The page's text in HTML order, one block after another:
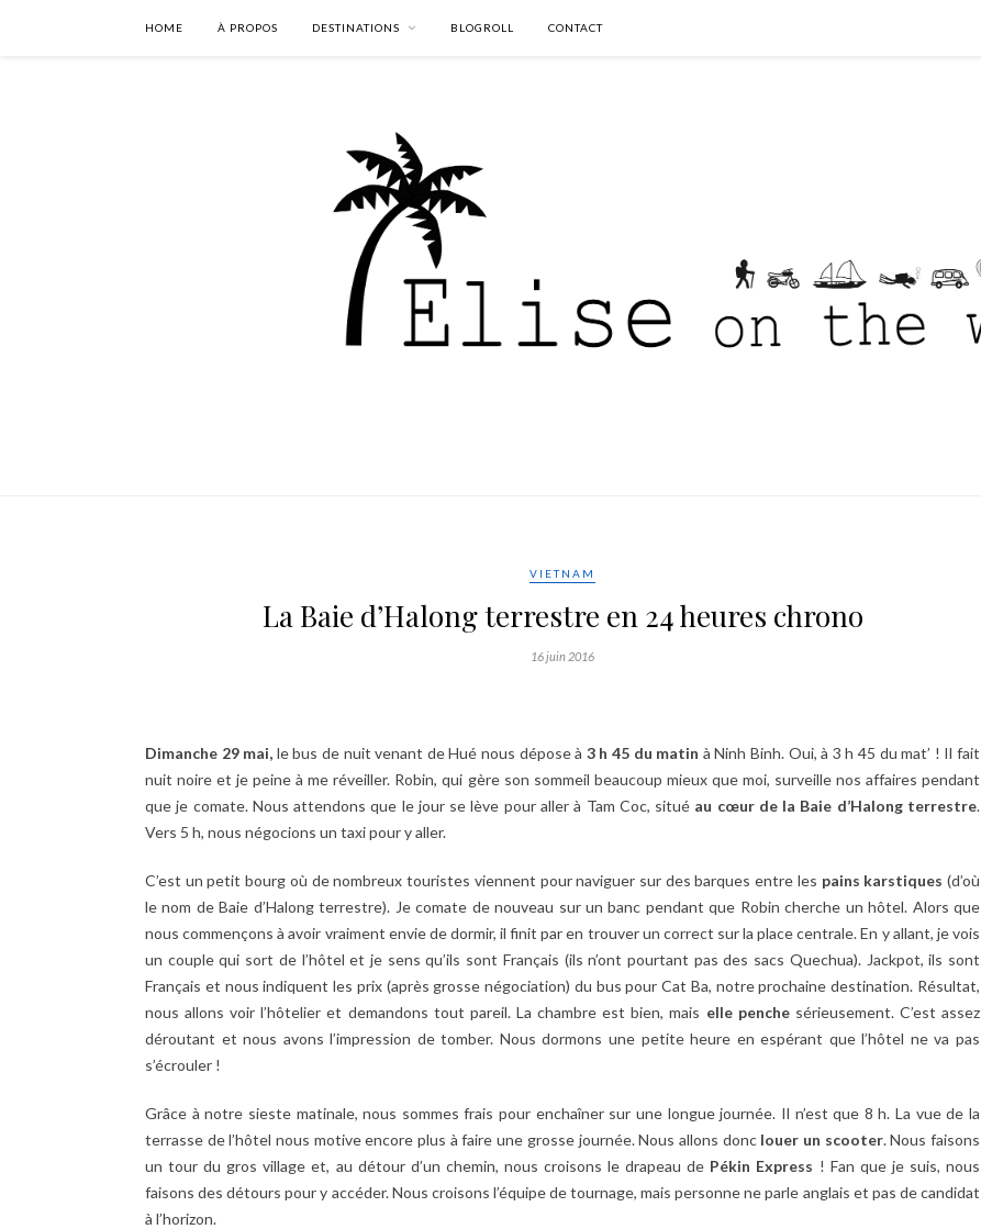
HOME À PROPOS DESTINATIONS BLOGROLL CONTACT
VIETNAM
La Baie d’Halong terrestre en 24 heures chrono
16 juin 2016
Dimanche 29 mai, le bus de nuit venant de Hué nous dépose à 3 h 45 du matin à Ninh Binh. Oui, à 3 h 45 du mat’ ! Il fait
nuit noire et je peine à me réveiller. Robin, qui gère son sommeil beaucoup mieux que moi, surveille nos affaires pendant
que je comate. Nous attendons que le jour se lève pour aller à Tam Coc, situé au cœur de la Baie d’Halong terrestre.
Vers 5 h, nous négocions un taxi pour y aller.
C’est un petit bourg où de nombreux touristes viennent pour naviguer sur des barques entre les pains karstiques (d’où
le nom de Baie d’Halong terrestre). Je comate de nouveau sur un banc pendant que Robin cherche un hôtel. Alors que
nous commençons à avoir vraiment envie de dormir, il finit par en trouver un correct sur la place centrale. En y allant, je vois
un couple qui sort de l’hôtel et je sens qu’ils sont Français (ils n’ont pourtant pas des sacs Quechua). Jackpot, ils sont
Français et nous indiquent les prix (après grosse négociation) du bus pour Cat Ba, notre prochaine destination. Résultat,
nous allons voir l’hôtelier et demandons tout pareil. La chambre est bien, mais elle penchesérieusement. C’est assez
déroutant et nous avons l’impression de tomber. Nous dormons une petite heure en espérant que l’hôtel ne va pas
s’écrouler !
Grâce à notre sieste matinale, nous sommes frais pour enchaîner sur une longue journée. Il n’est que 8 h. La vue de la
terrasse de l’hôtel nous motive encore plus à faire une grosse journée. Nous allons donc louer un scooter. Nous faisons
un tour du gros village et, au détour d’un chemin, nous croisons le drapeau de Pékin Express ! Fan que je suis, nous
faisons des détours pour y accéder. Nous croisons l’équipe de tournage, mais personne ne parle anglais et pas de candidat
à l’horizon.